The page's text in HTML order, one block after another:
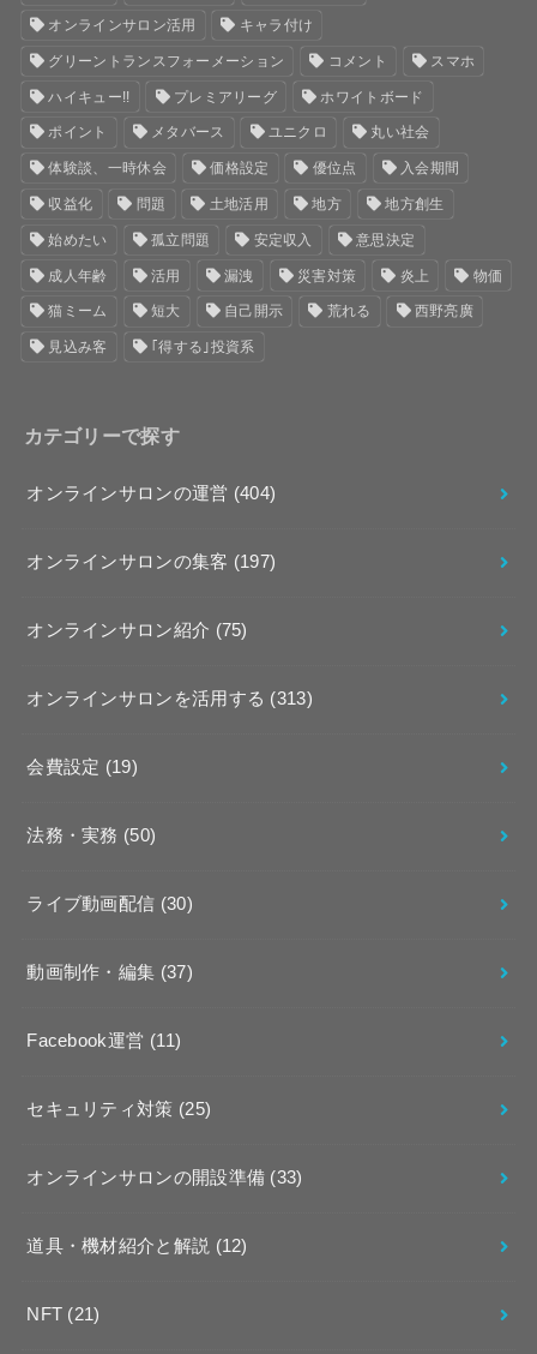
オンラインサロン活用 キャラ付け
グリーントランスフォーメーション コメント スマホ
ハイキュー!! プレミアリーグ ホワイトボード
ポイント メタバース ユニクロ 丸い社会
体験談、一時休会 価格設定 優位点 入会期間
収益化 問題 土地活用 地方 地方創生
始めたい 孤立問題 安定収入 意思決定
成人年齢 活用 漏洩 災害対策 炎上 物価
猫ミーム 短大 自己開示 荒れる 西野亮廣
見込み客 ｢得する｣投資系
カテゴリーで探す
オンラインサロンの運営 (404)
オンラインサロンの集客 (197)
オンラインサロン紹介 (75)
オンラインサロンを活用する (313)
会費設定 (19)
法務・実務 (50)
ライブ動画配信 (30)
動画制作・編集 (37)
Facebook運営 (11)
セキュリティ対策 (25)
オンラインサロンの開設準備 (33)
道具・機材紹介と解説 (12)
NFT (21)